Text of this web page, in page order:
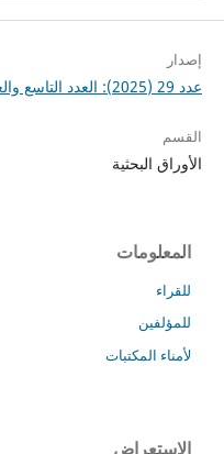
إصدار
عدد 29 (2025): العدد التاسع والعشرون ديسمبر 2025
القسم
الأوراق البحثية
المعلومات
للقراء
للمؤلفين
لأمناء المكتبات
الاستعراض